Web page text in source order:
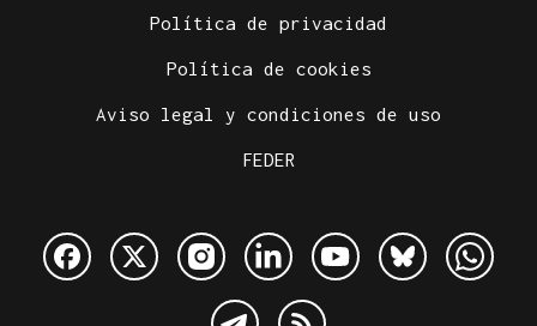
Política de privacidad
Política de cookies
Aviso legal y condiciones de uso
FEDER